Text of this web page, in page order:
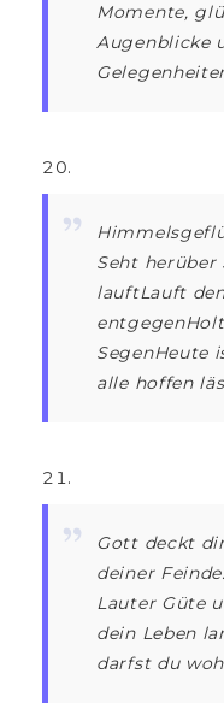
Momente,
Augenblicke
Seht herüber
lauftLauft
SegenHeute
alle hoffen
Gott deckt
deiner
Lauter Güte
dein Leben
darfst du